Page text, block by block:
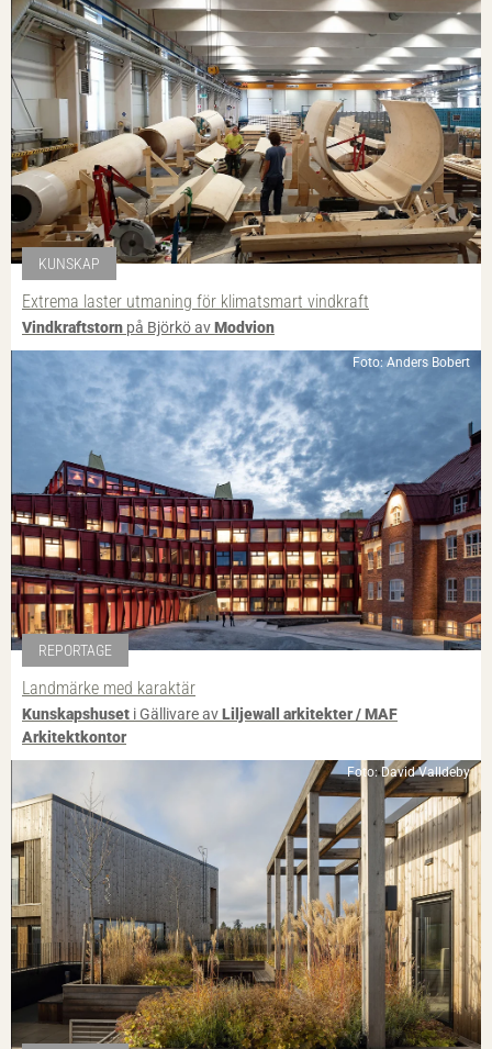
KUNSKAP
Extrema laster utmaning för klimatsmart vindkraft
Vindkraftstorn på Björkö avModvion
Foto: Anders Bobert
REPORTAGE
Landmärke med karaktär
Kunskapshuset i Gällivare avLiljewall arkitekter / MAF
Arkitektkontor
Foto: David Valldeby